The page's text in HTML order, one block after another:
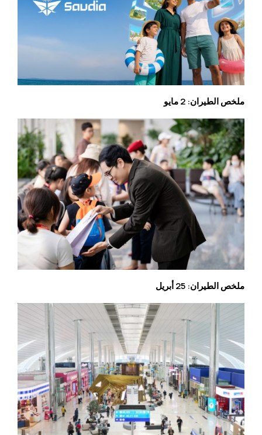
ملخص الطيران: 2 مايو
ملخص الطيران: 25 أبريل